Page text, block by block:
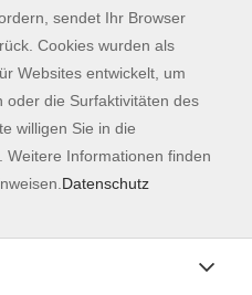
sendet Ihr Browser
Cookies wurden als
Websites entwickelt, um
oder die Surfaktivitäten des
willigen Sie in die
Weitere Informationen finden
Datenschutz